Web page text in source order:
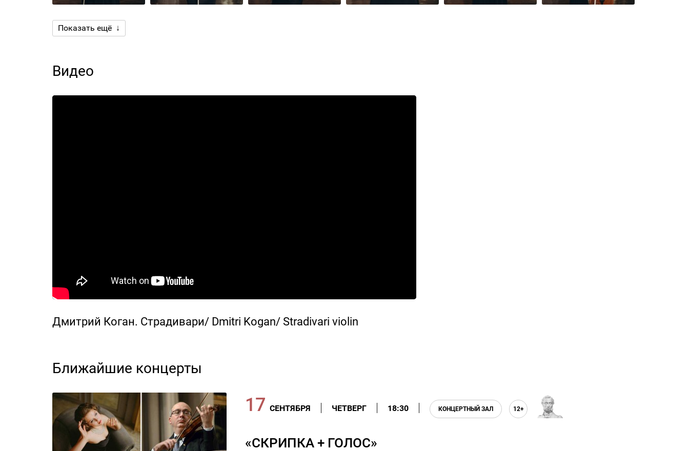
Показать ещё ↓
Видео
Дмитрий Коган. Страдивари/ Dmitri Kogan/ Stradivari violin
Ближайшие концерты
17 СЕНТЯБРЯ ЧЕТВЕРГ 18:30 КОНЦЕРТНЫЙ ЗАЛ 12+
«СКРИПКА + ГОЛОС»